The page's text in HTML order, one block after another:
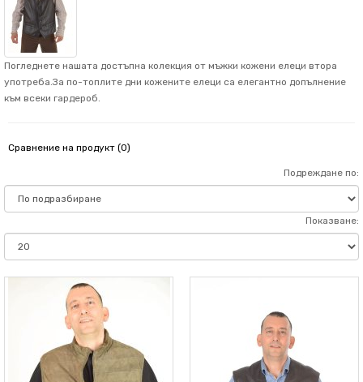
Погледнете нашата достъпна колекция от мъжки кожени елеци втора
употреба.За по-топлите дни кожените елеци са елегантно допълнение
към всеки гардероб.
Сравнение на продукт (0)
Подреждане по:
Показване: